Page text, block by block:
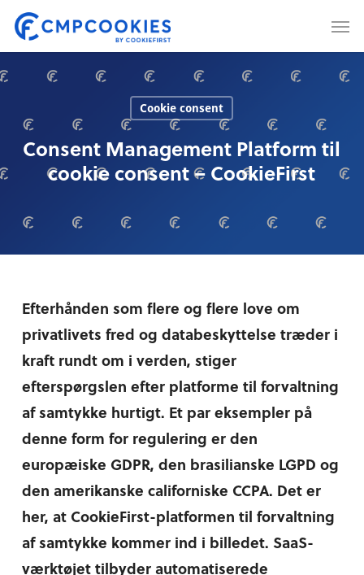
Skip
main
content
Cookie consent
Consent Management Platform til
cookie consent – CookieFirst
Efterhånden som flere og flere love om
privatlivets fred og databeskyttelse træder i
kraft rundt om i verden, stiger
efterspørgslen efter platforme til forvaltning
af samtykke hurtigt. Et par eksempler på
denne form for regulering er den
europæiske GDPR, den brasilianske LGPD og
den amerikanske californiske CCPA. Det er
her, at CookieFirst-platformen til forvaltning
af samtykke kommer ind i billedet. SaaS-
værktøjet tilbyder automatiserede